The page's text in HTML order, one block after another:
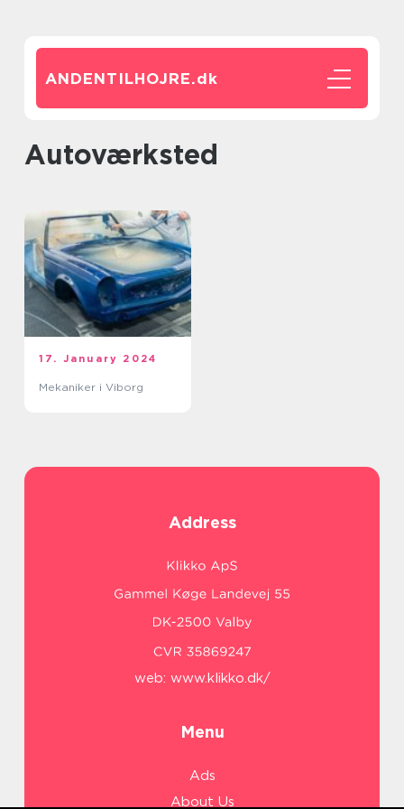
ANDENTILHOJRE.dk
autoværksted
17. January 2024
Mekaniker i Viborg
Address
web: www.klikko.dk/
Menu
Ads
About Us